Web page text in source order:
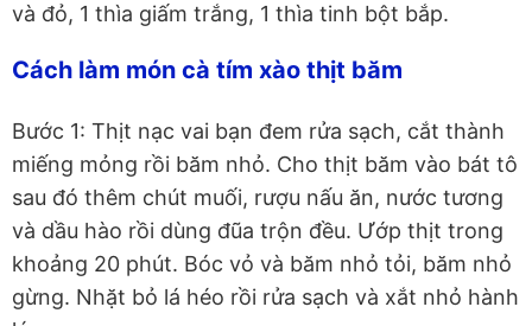
và đỏ, 1 thìa giấm trắng, 1 thìa tinh bột bắp.
Cách làm món cà tím xào thịt băm
Bước 1: Thịt nạc vai bạn đem rửa sạch, cắt thành
miếng mỏng rồi băm nhỏ. Cho thịt băm vào bát tô
sau đó thêm chút muối, rượu nấu ăn, nước tương
và dầu hào rồi dùng đũa trộn đều. Ướp thịt trong
khoảng 20 phút. Bóc vỏ và băm nhỏ tỏi, băm nhỏ
gừng. Nhặt bỏ lá héo rồi rửa sạch và xắt nhỏ hành